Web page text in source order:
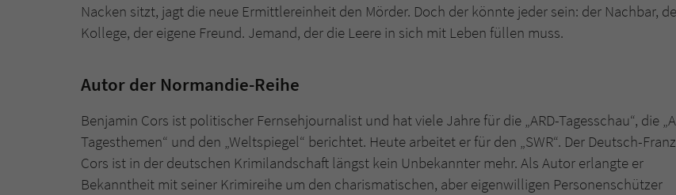
Nacken sitzt, jagt die neue Ermittlereinheit den Mörder. Doch der könnte jeder sein: der Nachbar,
Kollege, der eigene Freund. Jemand, der die Leere in sich mit Leben füllen muss.
Autor der Normandie-Reihe
Benjamin Cors ist politischer Fernsehjournalist und hat viele Jahre für die „ARD-Tagesschau“, die
Tagesthemen“ und den „Weltspiegel“ berichtet. Heute arbeitet er für den „SWR“. Der Deutsch-
Cors ist in der deutschen Krimilandschaft längst kein Unbekannter mehr. Als Autor erlangte er
Bekanntheit mit seiner Krimireihe um den charismatischen, aber eigenwilligen Personenschützer